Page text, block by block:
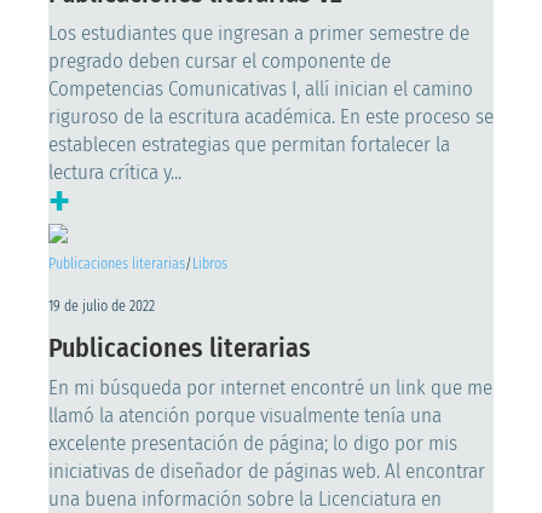
Los estudiantes que ingresan a primer semestre de
pregrado deben cursar el componente de
Competencias Comunicativas I, allí inician el camino
riguroso de la escritura académica. En este proceso se
establecen estrategias que permitan fortalecer la
lectura crítica y...
+
Publicaciones literarias/ Libros
19 de julio de 2022
Publicaciones literarias
En mi búsqueda por internet encontré un link que me
llamó la atención porque visualmente tenía una
excelente presentación de página; lo digo por mis
iniciativas de diseñador de páginas web. Al encontrar
una buena información sobre la Licenciatura en